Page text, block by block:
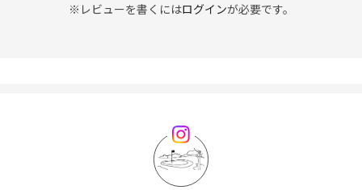
※レビューを書くにはログインが必要です。